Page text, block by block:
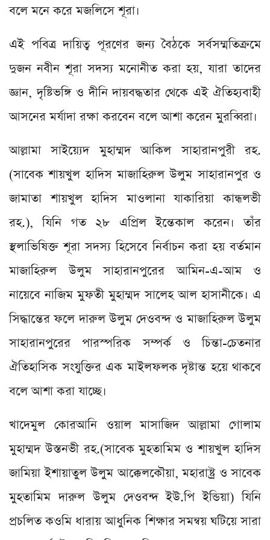
বলে মনে করে মজলিসে শূরা।
এই পবিত্র দায়িত্ব পূরণের জন্য বৈঠকে সর্বসম্মতিক্রমে
দুজন নবীন শূরা সদস্য মনোনীত করা হয়, যারা তাদের
জ্ঞান, দৃষ্টিভঙ্গি ও দীনি দায়বদ্ধতার থেকে এই ঐতিহ্যবাহী
আসনের মর্যাদা রক্ষা করবেন বলে আশা করেন মুরব্বিরা।
আল্লামা সাইয়্যেদ মুহাম্মদ আকিল সাহারানপুরী রহ.
(সাবেক শায়খুল হাদিস মাজাহিরুল উলুম সাহারানপুর ও
জামাতা শায়খুল হাদিস মাওলানা যাকারিয়া কান্ধলভী
রহ.), যিনি গত ২৮ এপ্রিল ইন্তেকাল করেন। তাঁর
স্থলাভিষিক্ত শূরা সদস্য হিসেবে নির্বাচন করা হয় বর্তমান
মাজাহিরুল উলুম সাহারানপুরের আমিন-এ-আম ও
নায়েবে নাজিম মুফতী মুহাম্মদ সালেহ আল হাসানীকে। এ
সিদ্ধান্তের ফলে দারুল উলুম দেওবন্দ ও মাজাহিরুল উলুম
সাহারানপুরের পারস্পরিক সম্পর্ক ও চিন্তা-চেতনার
ঐতিহাসিক সংযুক্তির এক মাইলফলক দৃষ্টান্ত হয়ে থাকবে
বলে আশা করা যাচ্ছে।
খাদেমুল কোরআনি ওয়াল মাসাজিদ আল্লামা গোলাম
মুহাম্মদ উস্তনভী রহ.(সাবেক মুহতামিম ও শায়খুল হাদিস
জামিয়া ইশায়াতুল উলুম আক্কেলকৌয়া, মহারাষ্ট্র ও সাবেক
মুহতামিম দারুল উলুম দেওবন্দ ইউ.পি ইন্ডিয়া) যিনি
প্রচলিত কওমি ধারায় আধুনিক শিক্ষার সমন্বয় ঘটিয়ে সারা